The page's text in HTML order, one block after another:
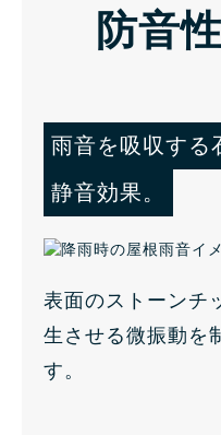
防音
雨音を吸収する
静音効果。
表面のストーンチ
生させる微振動を
す。